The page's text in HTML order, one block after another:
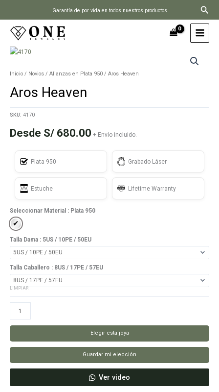
contenido
Garantía de por vida en todos nuestros productos
Inicio / Novios / Alianzas en Plata 950 / Aros Heaven
Aros Heaven
SKU: 4170
Desde S/ 680.00 + Envío incluido.
Plata 950 Grabado Láser
Estuche Lifetime Warranty
Seleccionar Material : Plata 950
Plata 950
Talla Dama : 5US / 10PE / 50EU
Talla Caballero : 8US / 17PE / 57EU
LIMPIAR
Aros
Heaven
cantidad
Elegir esta joya
Guardar mi elección
Ver video